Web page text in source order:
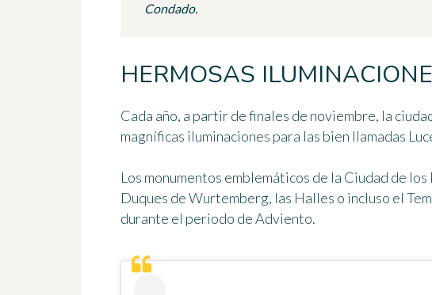
Condado.
HERMOSAS
Cada año, a partir de finales de noviembre, la
magníficas iluminaciones para las bien llamadas
Los monumentos emblemáticos de la Ciudad de
Duques de Wurtemberg, las Halles o incluso el
durante el periodo de Adviento.